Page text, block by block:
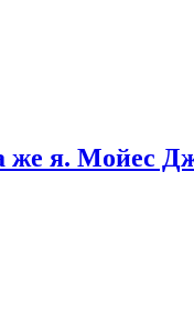
же я. Мойес